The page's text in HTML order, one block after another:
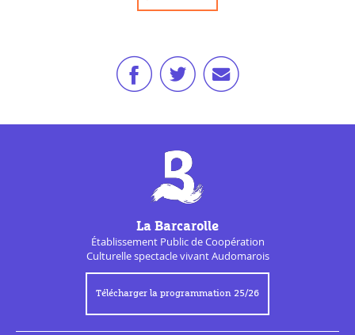
La Barcarolle
Établissement Public deCoopération
Culturellespectacle vivant Audomarois
Télécharger la programmation 25/26